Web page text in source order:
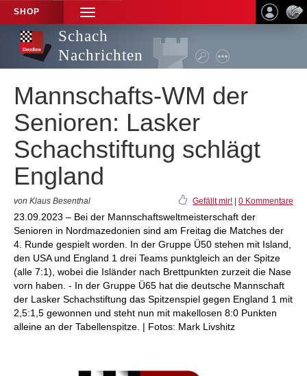
SHOP
TOGGLE
NAVIGATION
Schach
Nachrichten
Mannschafts-WM der
Senioren: Lasker
Schachstiftung schlägt
England
von Klaus Besenthal Gefällt mir! 0 Kommentare
23.09.2023 – Bei der Mannschaftsweltmeisterschaft der
Senioren in Nordmazedonien sind am Freitag die Matches der
4. Runde gespielt worden. In der Gruppe Ü50 stehen mit Island,
den USA und England 1 drei Teams punktgleich an der Spitze
(alle 7:1), wobei die Isländer nach Brettpunkten zurzeit die Nase
vorn haben. - In der Gruppe Ü65 hat die deutsche Mannschaft
der Lasker Schachstiftung das Spitzenspiel gegen England 1 mit
2,5:1,5 gewonnen und steht nun mit makellosen 8:0 Punkten
alleine an der Tabellenspitze. | Fotos: Mark Livshitz